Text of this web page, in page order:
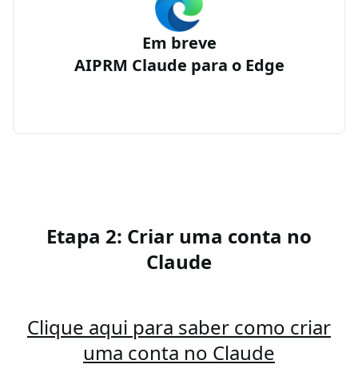
Em breve
AIPRM Claude para o Edge
Etapa 2: Criar uma conta no
Claude
Clique aqui para saber como criar
uma conta no Claude